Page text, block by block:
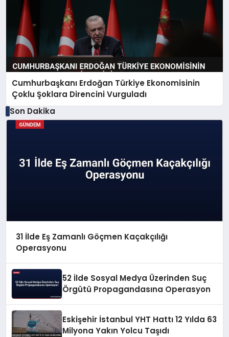
Cumhurbaşkanı Erdoğan Türkiye Ekonomisinin
Çoklu Şoklara Direncini Vurguladı
Son Dakika
31 İlde Eş Zamanlı Göçmen Kaçakçılığı
Operasyonu
52 İlde Sosyal Medya Üzerinden Suç
Örgütü Propagandasına Operasyon
Eskişehir İstanbul YHT Hattı 12 Yılda 63
Milyona Yakın Yolcu Taşıdı